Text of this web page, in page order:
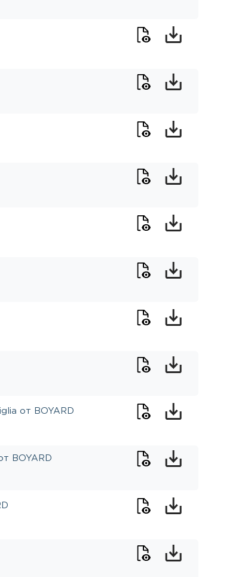
от BOYARD
BOYARD